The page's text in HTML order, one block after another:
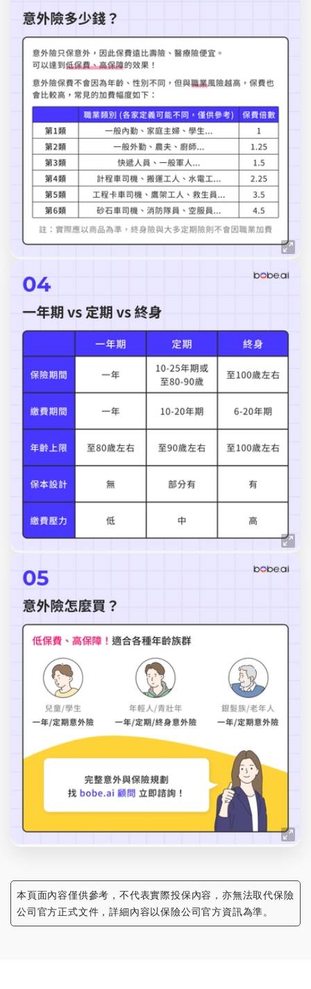
本頁面內容僅供參考，不代表實際投保內容，亦無法取代保險
公司官方正式文件，詳細內容以保險公司官方資訊為準。